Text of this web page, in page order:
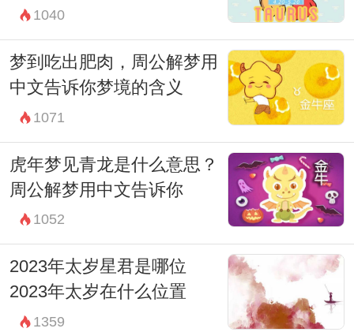
个人在面对梦境时都能够有所启发，找到自
己内心的平衡和和谐。
最后，梦见男婴小便不是一个简单的象征，
而是一种潜意识的表达和心灵的治愈。通过
成长和发展，走向更加积极和有意义的生
活。
1040
梦到吃出肥肉，周公解梦用
中文告诉你梦境的含义
1071
虎年梦见青龙是什么意思？
周公解梦用中文告诉你
1052
2023年太岁星君是哪位
2023年太岁在什么位置
1359